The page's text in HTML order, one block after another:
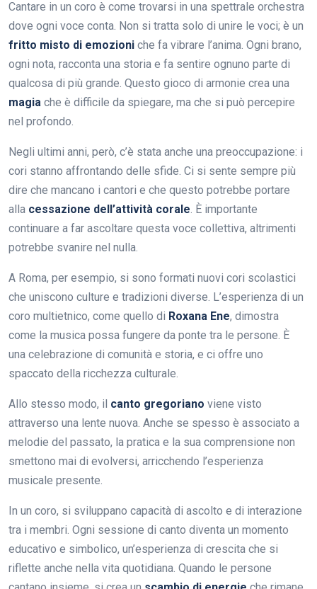
Cantare in un coro è come trovarsi in una spettrale orchestra
dove ogni voce conta. Non si tratta solo di unire le voci; è un
fritto misto di emozioni che fa vibrare l’anima. Ogni brano,
ogni nota, racconta una storia e fa sentire ognuno parte di
qualcosa di più grande. Questo gioco di armonie crea una
magia che è difficile da spiegare, ma che si può percepire
nel profondo.
Negli ultimi anni, però, c’è stata anche una preoccupazione: i
cori stanno affrontando delle sfide. Ci si sente sempre più
dire che mancano i cantori e che questo potrebbe portare
alla cessazione dell’attività corale. È importante
continuare a far ascoltare questa voce collettiva, altrimenti
potrebbe svanire nel nulla.
A Roma, per esempio, si sono formati nuovi cori scolastici
che uniscono culture e tradizioni diverse. L’esperienza di un
coro multietnico, come quello di Roxana Ene, dimostra
come la musica possa fungere da ponte tra le persone. È
una celebrazione di comunità e storia, e ci offre uno
spaccato della ricchezza culturale.
Allo stesso modo, il canto gregoriano viene visto
attraverso una lente nuova. Anche se spesso è associato a
melodie del passato, la pratica e la sua comprensione non
smettono mai di evolversi, arricchendo l’esperienza
musicale presente.
In un coro, si sviluppano capacità di ascolto e di interazione
tra i membri. Ogni sessione di canto diventa un momento
educativo e simbolico, un’esperienza di crescita che si
riflette anche nella vita quotidiana. Quando le persone